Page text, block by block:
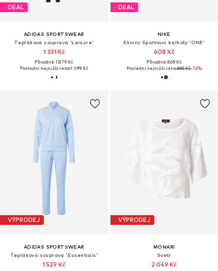
DEAL
ADIDAS SPORTSWEAR
Tepláková souprava 'Leisure'
1 331 Kč
Původně: 1 879 Kč
Poslední nejnižší cena:1 099 Kč
DEAL
NIKE
Skinny Sportovní kalhoty 'ONE'
608 Kč
Původně: 869 Kč
Poslední nejnižší cena:695 Kč-12%
VÝPRODEJ
ADIDAS SPORTSWEAR
Tepláková souprava 'Essentials'
1 529 Kč
VÝPRODEJ
MONARI
Svetr
2 049 Kč